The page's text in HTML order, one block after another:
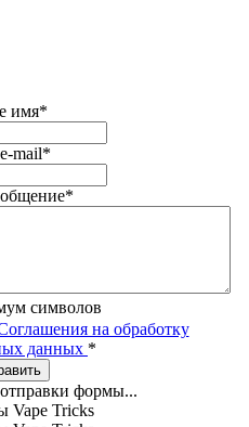
имя*
mail*
*
символов
на обработку
данных *
формы...